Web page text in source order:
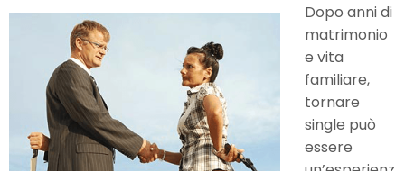
Dopo anni di
matrimonio
e vita
familiare,
tornare
single può
essere